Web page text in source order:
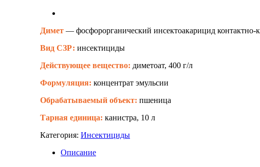
Димет — фосфорорганический инсектоакарицид контактно-
Вид СЗР: инсектициды
Действующее вещество: диметоат, 400 г/л
Формуляция: концентрат эмульсии
Обрабатываемый объект: пшеница
Тарная единица: канистра, 10 л
Категория: Инсектициды
Описание